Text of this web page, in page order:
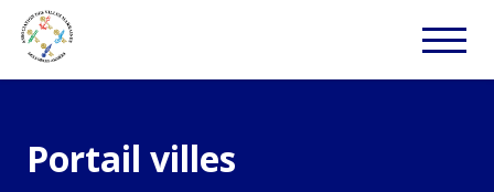
Portail villes